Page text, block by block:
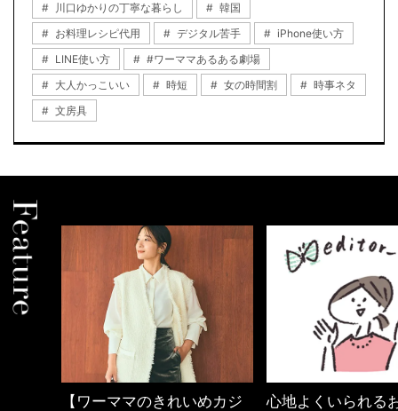
川口ゆかりの丁寧な暮らし
韓国
お料理レシピ代用
デジタル苦手
iPhone使い方
LINE使い方
#ワーママあるある劇場
大人かっこいい
時短 女の時間割
時事ネタ
文房具
心地よくいられるおしゃれ
40代の小顔メイク